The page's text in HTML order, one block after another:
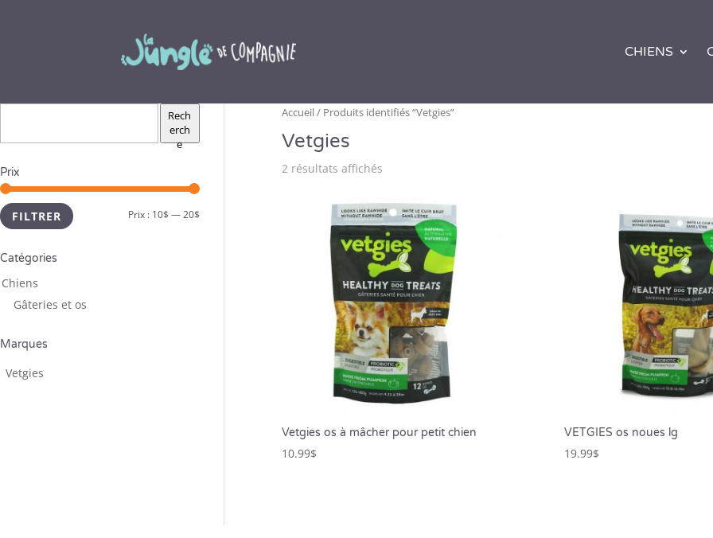
CHIENS
Accueil/ Produits identifiés “Vetgies”
Vetgies
2 résultats affichés
Vetgies os à mâcher pour petit chien
10.99$
VETGIES os noues lg
19.99$
Rech
erch
e
Prix
FILTRER Prix : 10$ —20$
Catégories
Chiens
Gâteries et os ­
Marques
Vetgies